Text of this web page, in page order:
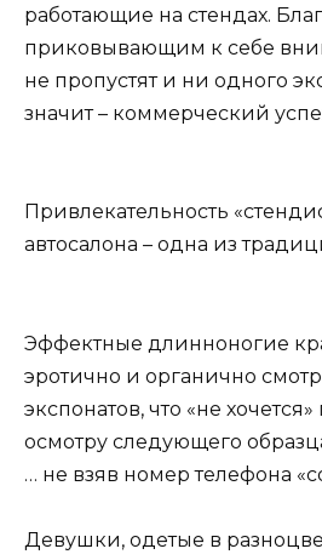
работающие на стендах.
приковывающим к себе
не пропустят и ни одного
значит – коммерческий
Привлекательность
автосалона – одна из
Эффектные длинноногие
эротично и органично
экспонатов, что «не
осмотру следующего
… не взяв номер телефона
Девушки, одетые в